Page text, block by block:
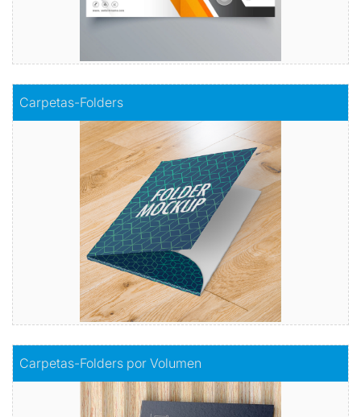
Carpetas-Folders
Carpetas prácticas y cómodas para tu día a día.
Comprar
Comprar
Carpetas-Folders por Volumen
Carpetas al por mayor para organizar sin preocupaciones
Comprar